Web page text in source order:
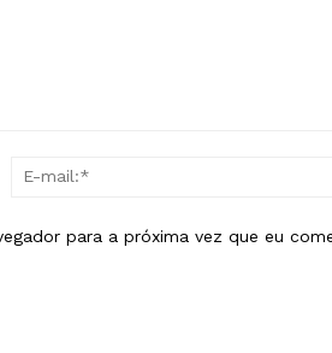
para a próxima vez que eu